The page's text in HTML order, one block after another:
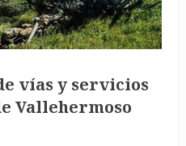
vías y servicios
Vallehermoso